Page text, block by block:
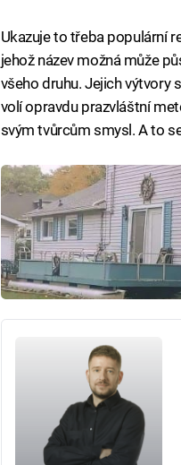
Ukazuje to třeba populární
jehož název možná může
všeho druhu. Jejich výtvory
volí opravdu prazvláštní
svým tvůrcům smysl. A to